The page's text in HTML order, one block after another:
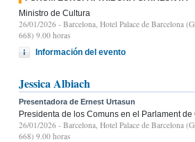
Ministro de Cultura
26/01/2026 - Barcelona, Hotel Palace de Barcelona
668) 9.00 horas
Información del evento
Jessica Albiach
Presentadora de Ernest Urtasun
Presidenta de los Comuns en el Parlament de
26/01/2026 - Barcelona, Hotel Palace de Barcelona
668) 9.00 horas